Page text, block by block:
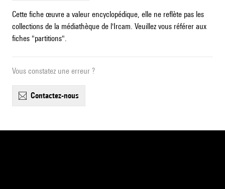
Cette fiche œuvre a valeur encyclopédique, elle ne reflète pas les
collections de la médiathèque de l'Ircam. Veuillez vous référer aux
fiches "partitions".
Vous constatez une erreur ?
contactez-nous